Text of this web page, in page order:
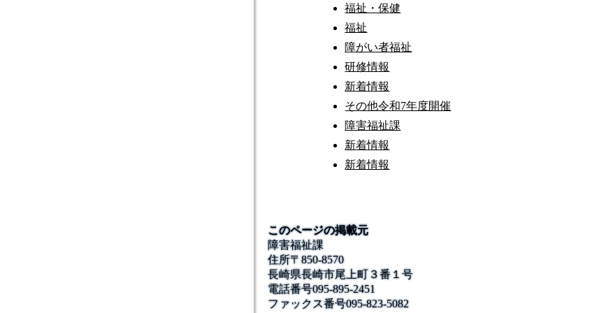
福祉・保健
福祉
障がい者福祉
研修情報
新着情報
その他令和7年度開催
障害福祉課
新着情報
新着情報
このページの掲載元
障害福祉課
住所〒850-8570
長崎県長崎市尾上町３番１号
電話番号095-895-2451
ファックス番号095-823-5082
公式SNS